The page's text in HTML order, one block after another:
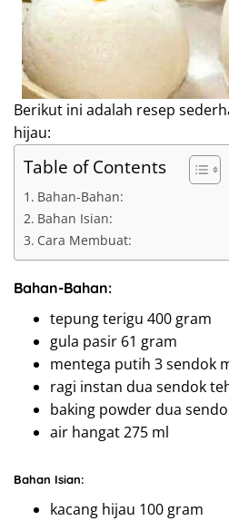
Berikut ini adalah resep
hijau:
Table of Contents
Bahan-Bahan:
Bahan Isian:
Cara Membuat:
Bahan-Bahan:
tepung terigu 400 gram
gula pasir 61 gram
mentega putih 3 sendok
ragi instan dua sendok
baking powder dua
air hangat 275 ml
Bahan Isian:
kacang hijau 100 gram